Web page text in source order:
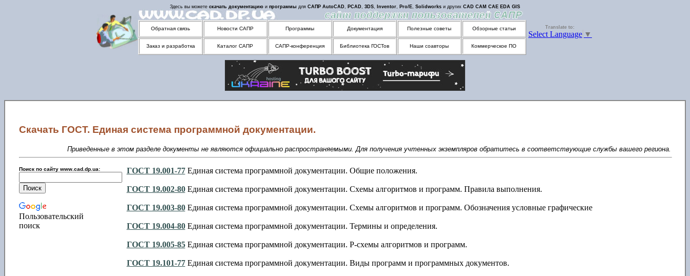
Здесь вы можете скачать документацию и программы для САПР AutoCAD, PCAD, 3DS, Inventor, Pro/E, Solidworks и других CAD CAM CAE EDA GIS
Translate to:
Select Language ▼
Обратная связь Новости САПР Программы Документация Полезные советы Обзорные статьи
Заказ и разработка Каталог САПР САПР-конференция Библиотека ГОСТов Наши соавторы Коммерческое ПО
Скачать ГОСТ. Единая система программной документации.
Приведенные в этом разделе документы не являются официально распространяемыми. Для получения учтенных экземпляров обратитесь в соответствующие службы вашего региона.
Поиск по сайту www.cad.dp.ua:
Пользовательский
поиск
ГОСТ 19.001-77Единая система программной документации. Общие положения.
ГОСТ 19.002-80Единая система программной документации. Схемы алгоритмов и программ. Правила выполнения.
ГОСТ 19.003-80Единая система программной документации. Схемы алгоритмов и программ. Обозначения условные графические
ГОСТ 19.004-80Единая система программной документации. Термины и определения.
ГОСТ 19.005-85Единая система программной документации. Р-схемы алгоритмов и программ.
ГОСТ 19.101-77Единая система программной документации. Виды программ и программных документов.